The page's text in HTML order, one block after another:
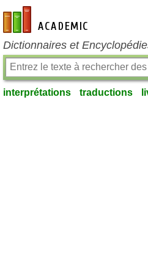
fr-academic.com
Dictionnaires et
interprétations traductions